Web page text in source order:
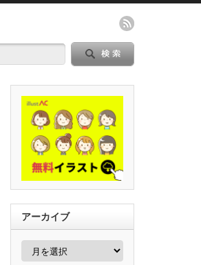
アーカイブ